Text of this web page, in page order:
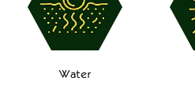
Water